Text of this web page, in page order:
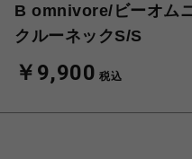
B omnivore/ビーオム
クルーネックS/S
￥9,900 税込